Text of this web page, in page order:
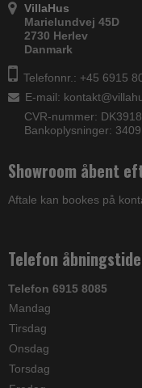
VillaHus
Marielundvej 45D
2730 Herlev
Danmark
Telefonnr.: +45 6915
E-mail:
CVR-nummer:
Bankoplysninger:
Showroom åbent
Aftale kan bookes på
Telefon
Telefon 6915 8085
Mandag
Tirsdag
Onsdag
Torsdag